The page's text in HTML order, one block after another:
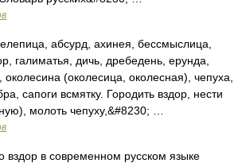
абсурд, ахинея, бессмыслица,
галиматья, дичь, дребедень, ерунда,
околесина (околесица, околесная), чепуха,
сапоги всмятку. Городить вздор, нести
молоть чепуху,&#8230; …
в современном русском языке